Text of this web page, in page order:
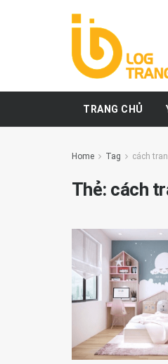
TRANG CHỦ
Home Tag cách
Thẻ: cách